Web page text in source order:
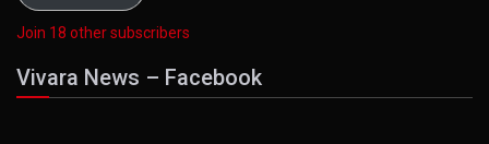
Join 18 other subscribers
Vivara News – Facebook